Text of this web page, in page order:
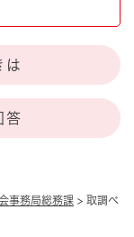
事務局総務課 > 取調べ
は
答